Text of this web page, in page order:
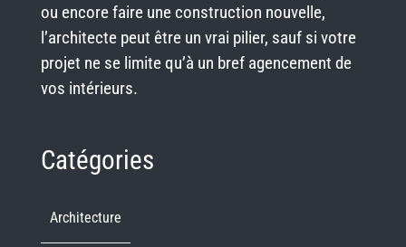
ou encore faire une construction nouvelle,
l’architecte peut être un vrai pilier, sauf si votre
projet ne se limite qu’à un bref agencement de
vos intérieurs.
Catégories
Architecture